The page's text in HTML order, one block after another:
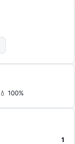
💧 100%
1